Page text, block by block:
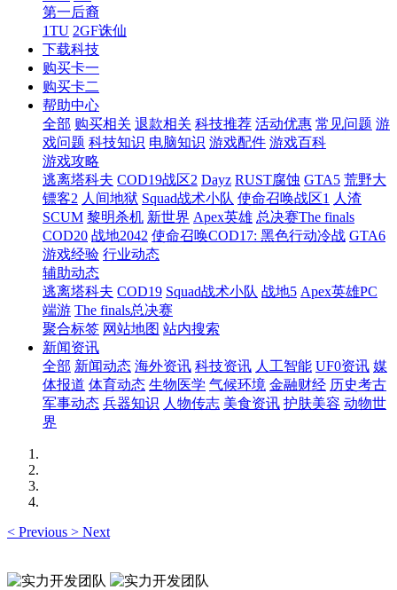
第一后裔
1TU 2GF诛仙
下载科技
购买卡一
购买卡二
帮助中心
全部 购买相关 退款相关 科技推荐 活动优惠 常见问题 游
戏问题 科技知识 电脑知识 游戏配件 游戏百科
游戏攻略
逃离塔科夫 COD19战区2 Dayz RUST腐蚀 GTA5 荒野大
镖客2 人间地狱 Squad战术小队 使命召唤战区1 人渣
SCUM 黎明杀机 新世界 Apex英雄 总决赛The finals
COD20 战地2042 使命召唤COD17: 黑色行动冷战 GTA6
游戏经验 行业动态
辅助动态
逃离塔科夫 COD19 Squad战术小队 战地5 Apex英雄PC
端游 The finals总决赛
聚合标签 网站地图 站内搜索
新闻资讯
全部 新闻动态 海外资讯 科技资讯 人工智能 UF0资讯 媒
体报道 体育动态 生物医学 气候环境 金融财经 历史考古
军事动态 兵器知识 人物传志 美食资讯 护肤美容 动物世
界
< Previous > Next